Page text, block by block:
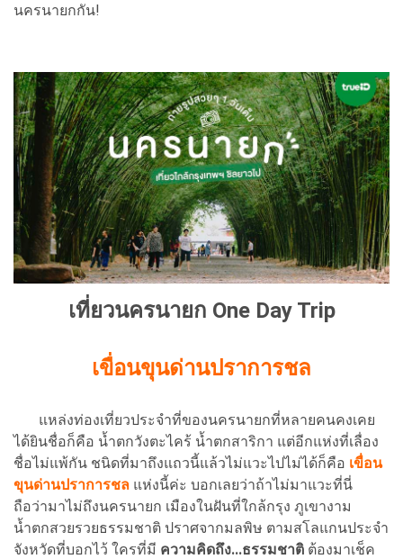
นครนายกกัน!
เที่ยวนครนายก One Day Trip
เขื่อนขุนด่านปราการชล
แหล่งท่องเที่ยวประจำที่ของนครนายกที่หลายคนคงเคย
ได้ยินชื่อก็คือ น้ำตกวังตะไคร้ น้ำตกสาริกา แต่อีกแห่งที่เลื่อง
ชื่อไม่แพ้กัน ชนิดที่มาถึงแถวนี้แล้วไม่แวะไปไม่ได้ก็คือ เขื่อน
ขุนด่านปราการชล แห่งนี้ค่ะ บอกเลยว่าถ้าไม่มาแวะที่นี่
ถือว่ามาไม่ถึงนครนายก เมืองในฝันที่ใกล้กรุง ภูเขางาม
น้ำตกสวยรวยธรรมชาติ ปราศจากมลพิษ ตามสโลแกนประจำ
จังหวัดที่บอกไว้ ใครที่มี ความคิดถึง...ธรรมชาติ ต้องมาเช็ค